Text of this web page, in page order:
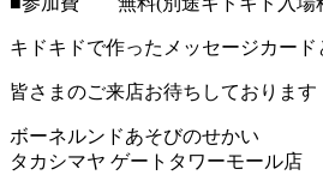
キドキドで作ったメッセージカー
皆さまのご来店お待ちしております
ボーネルンドあそびのせかい
タカシマヤ ゲートタワーモール店